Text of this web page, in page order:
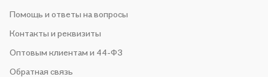
Помощь и ответы на вопросы
Контакты и реквизиты
Оптовым клиентам и 44-ФЗ
Обратная связь